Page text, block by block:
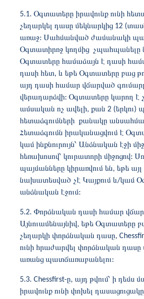
5.1. Օգտատերը իրավունք ունի
չեղարկել դասը մեկնարկից 12
առաջ: Սահմանված ժամանակի
Օգտատիրոջ կողմից չպահպանելը
Օգտատերը համաձայն է դասի
դասի հետ, և եթե Օգտատերը բաց
այդ դասի համար վճարված
վերադարձվի: Օգտատերը կարող է
ամսական ոչ ավելի, քան 2 (երկու)
հետաձգումների քանակը
Հետաձգումն իրականացվում է
կամ ինքնուրույն՝ Անձնական էջի
հեռախոսով՝ կուրատորի միջոցով:
պայմանները կիրառվում են, եթե
նախատեսված չէ Կայքում և/կամ
անձնական էջում:
5.2. Փորձնական դասի համար վճար
Այնուամենայնիվ, եթե Օգտատերը
չեղարկի փորձնական դասը,
ունի հրաժարվել փորձնական դասը
առանց պատճառաբանելու:
5.3. Chessfirst-ը, այդ թվում՝ ի դեմս
իրավունք ունի փոխել